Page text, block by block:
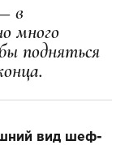
в
много
подняться
вид шеф-